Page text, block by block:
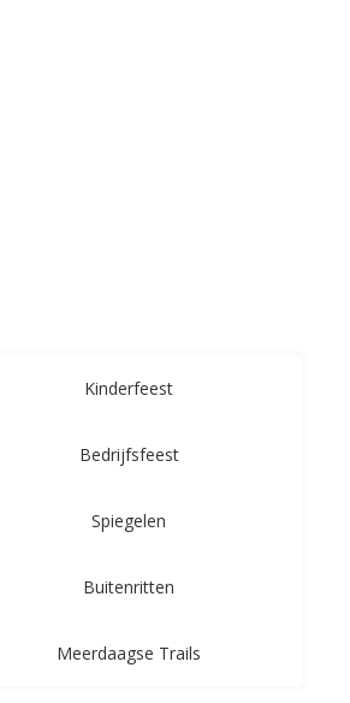
Kinderfeest
Bedrijfsfeest
Spiegelen
Buitenritten
Meerdaagse Trails